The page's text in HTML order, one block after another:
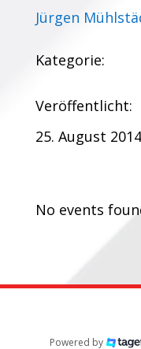
Jürgen
Kategorie:
Veröffentlicht:
25. August 2014
No events
Powered by